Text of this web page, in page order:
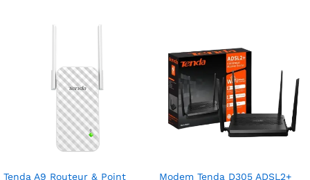
Tenda A9 Routeur & Point
Modem Tenda D305 ADSL2+